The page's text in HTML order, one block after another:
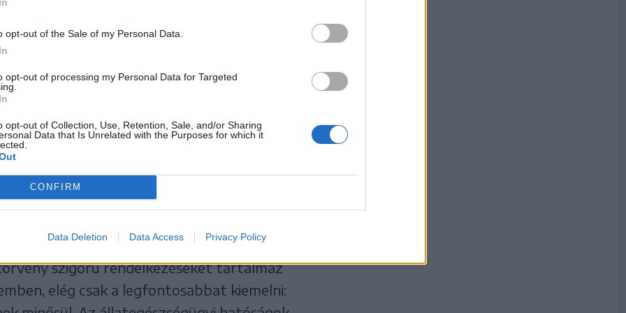
opt-out of the Sale of my Personal Data.
opt-out of processing my Personal Data for Targeted
opt-out of Collection, Use, Retention, Sale, and/or Sharing
Data that Is Unrelated with the Purposes for which it
CONFIRM
Data Deletion Data Access Privacy Policy
minősül
mindennapos probléma, ami
foglalkozó szervezetek adatai
állat válik
szigorú rendelkezéseket tartalmaz
elég csak a legfontosabbat kiemelni: